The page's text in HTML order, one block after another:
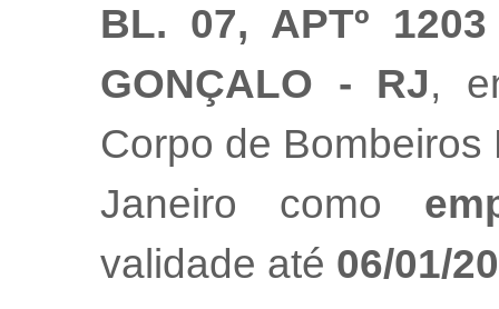
BL. 07, APTº
GONÇALO - RJ,
Corpo de
Janeiro como
validade até 06/01/